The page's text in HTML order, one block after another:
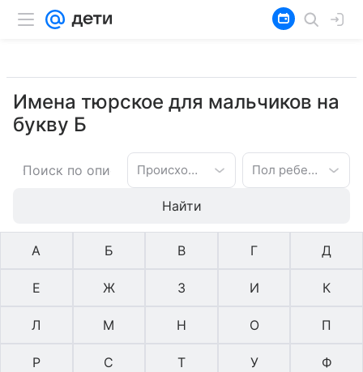
Имена тюрское для мальчиков на
букву Б
Происхождение имени Пол ребенка
Найти
А Б В Г Д
Е Ж З И К
Л М Н О П
Р С Т У Ф